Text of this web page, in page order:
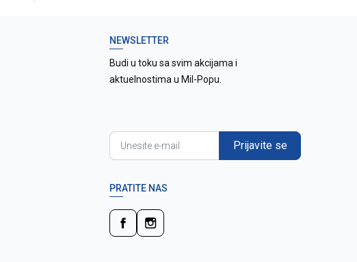
NEWSLETTER
Budi u toku sa svim akcijama i
aktuelnostima u Mil-Popu.
Prijavite se
PRATITE NAS